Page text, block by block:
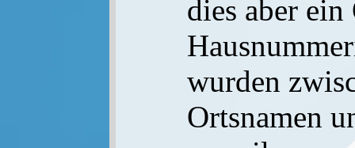
dies aber
wurden
Ortsnamen